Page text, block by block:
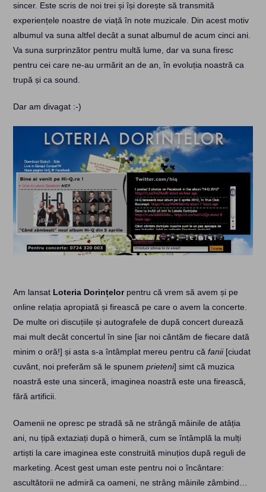
sincer. Este scris de noi trei și își dorește să transmită
experiențele noastre de viață în note muzicale. Din acest motiv
albumul va suna altfel decât a sunat albumul de acum cinci ani.
Va suna surprinzător pentru multă lume, dar va suna firesc
pentru cei care ne-au urmărit an de an, în evoluția noastră ca
trupă și ca sound.
Dar am divagat :-)
Am lansat Loteria Dorințelorpentru că vrem să avem și pe
online relația apropiată și firească pe care o avem la concerte.
De multe ori discuțiile și autografele de după concert durează
mai mult decât concertul în sine [iar noi cântăm de fiecare dată
minim o oră!] și asta s-a întâmplat mereu pentru căfanii[ciudat
cuvânt, noi preferăm să le spunemprieteni] simt că muzica
noastră este una sinceră, imaginea noastră este una firească,
fără artificii.
Oamenii ne opresc pe stradă să ne strângă mâinile de atâția
ani, nu țipă extaziați după o himeră, cum se întâmplă la mulți
artiști la care imaginea este construită minuțios după reguli de
marketing. Acest gest uman este pentru noi o încântare:
ascultătorii ne admiră ca oameni, ne strâng mâinile zâmbind…